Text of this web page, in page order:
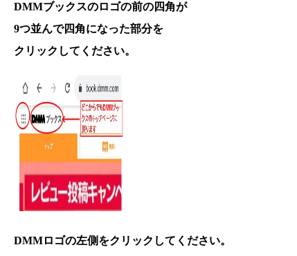
DMMブックスのロゴの前の四角が
9つ並んで四角になった部分を
クリックしてください。
DMMロゴの左側をクリックしてください。